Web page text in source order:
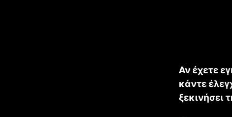
Αν έχετε
κάντε
ξεκινήσει